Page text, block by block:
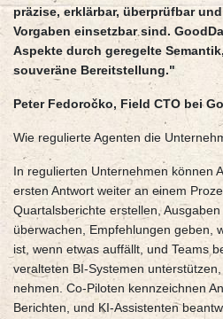
präzise, erklärbar, überprüfbar
Vorgaben einsetzbar sind.
Aspekte durch geregelte
souveräne Bereitstellung."
Peter Fedoročko, Field CTO bei
Wie regulierte Agenten die
In regulierten Unternehmen können
ersten Antwort weiter an einem
Quartalsberichte erstellen,
überwachen, Empfehlungen geben,
ist, wenn etwas auffällt, und Teams
veralteten BI-Systemen
nehmen. Co-Piloten kennzeichnen
Berichten, und KI-Assistenten